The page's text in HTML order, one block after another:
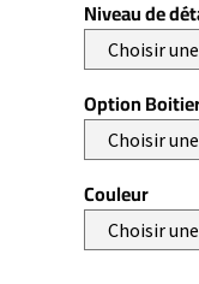
Niveau de
Option
Couleur